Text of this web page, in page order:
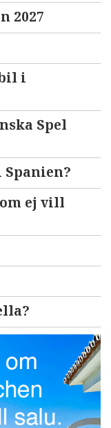
2027
i
Spel
ej vill